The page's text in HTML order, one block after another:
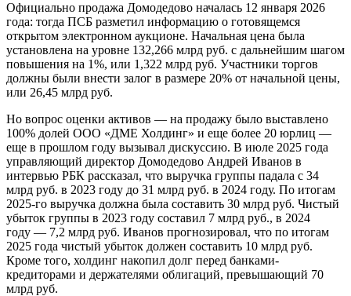
Официально продажа Домодедово началась 12 января 2026
года: тогда ПСБ разметил информацию о готовящемся
открытом электронном аукционе. Начальная цена была
установлена на уровне 132,266 млрд руб. с дальнейшим шагом
повышения на 1%, или 1,322 млрд руб. Участники торгов
должны были внести залог в размере 20% от начальной цены,
или 26,45 млрд руб.
Но вопрос оценки активов — на продажу было выставлено
100% долей ООО «ДМЕ Холдинг» и еще более 20 юрлиц —
еще в прошлом году вызывал дискуссию. В июле 2025 года
управляющий директор Домодедово Андрей Иванов в
интервью РБК рассказал, что выручка группы падала с 34
млрд руб. в 2023 году до 31 млрд руб. в 2024 году. По итогам
2025-го выручка должна была составить 30 млрд руб. Чистый
убыток группы в 2023 году составил 7 млрд руб., в 2024
году — 7,2 млрд руб. Иванов прогнозировал, что по итогам
2025 года чистый убыток должен составить 10 млрд руб.
Кроме того, холдинг накопил долг перед банками-
кредиторами и держателями облигаций, превышающий 70
млрд руб.